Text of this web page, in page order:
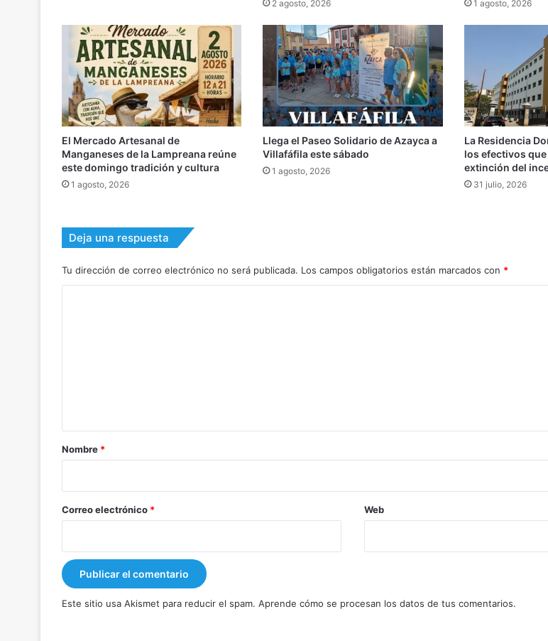
2 agosto, 2026 1 agosto, 2026
El Mercado Artesanal de
Manganeses de la Lampreana reúne
este domingo tradición y cultura
1 agosto, 2026
Llega el Paseo Solidario de Azayca a
Villafáfila este sábado
1 agosto, 2026
La Residencia
los efectivos
extinción del
31 julio, 2026
Deja una respuesta
Tu dirección de correo electrónico no será publicada. Los campos obligatorios están marcados con *
r
*
Nombre *
Correo electrónico * Web
Este sitio usa Akismet para reducir el spam. Aprende cómo se procesan los datos de tus comentarios.